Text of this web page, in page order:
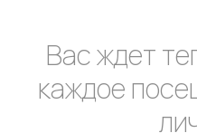
Вас ждет
каждое